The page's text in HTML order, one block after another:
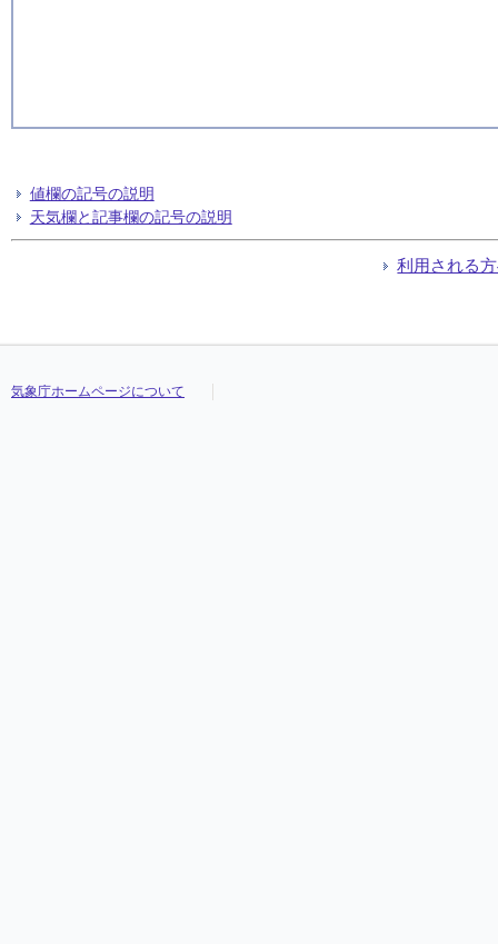
値欄の記号の説明
天気欄と記事欄の記号の説明
利用される
気象庁ホームページについて